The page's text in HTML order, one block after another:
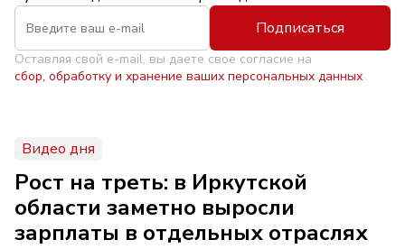
Подписаться
Оставляя свой e-mail, вы даете свое согласие на
сбор, обработку и хранение ваших персональных данных
Видео дня
Рост на треть: в Иркутской
области заметно выросли
зарплаты в отдельных отраслях